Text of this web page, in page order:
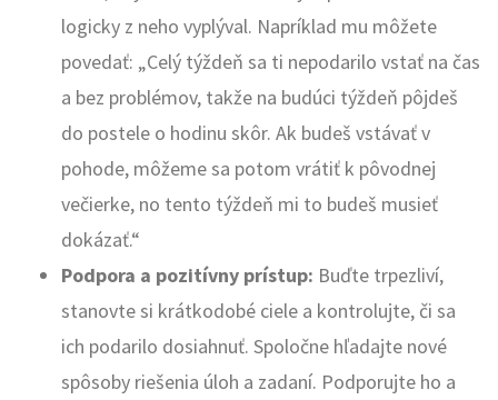
logicky z neho vyplýval. Napríklad mu môžete
povedať: „Celý týždeň sa ti nepodarilo vstať na čas
a bez problémov, takže na budúci týždeň pôjdeš
do postele o hodinu skôr. Ak budeš vstávať v
pohode, môžeme sa potom vrátiť k pôvodnej
večierke, no tento týždeň mi to budeš musieť
dokázať.“
Podpora a pozitívny prístup: Buďte trpezliví,
stanovte si krátkodobé ciele a kontrolujte, či sa
ich podarilo dosiahnuť. Spoločne hľadajte nové
spôsoby riešenia úloh a zadaní. Podporujte ho a